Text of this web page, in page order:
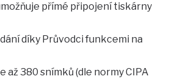
přímé připojení tiskárny
díky Průvodci funkcemi na
až 380 snímků (dle normy CIPA